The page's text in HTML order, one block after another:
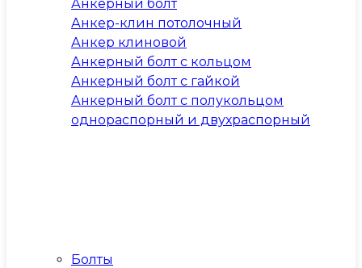
Анкерный болт
Анкер-клин потолочный
Анкер клиновой
Анкерный болт с кольцом
Анкерный болт с гайкой
Анкерный болт с полукольцом
однораспорный и двухраспорный
Болты